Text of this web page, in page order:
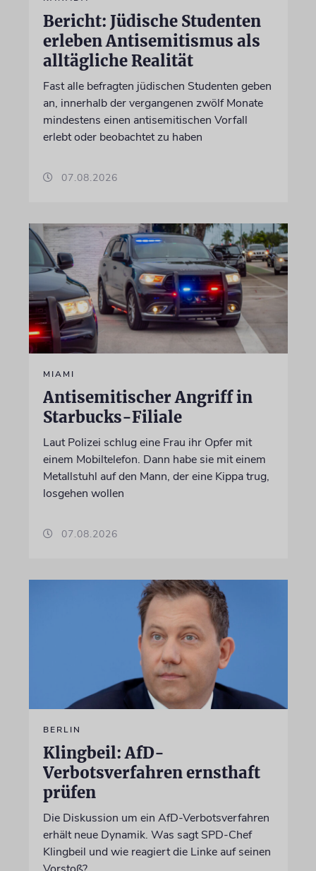
Bericht: Jüdische Studenten
erleben Antisemitismus als
alltägliche Realität
Fast alle befragten jüdischen Studenten geben
an, innerhalb der vergangenen zwölf Monate
mindestens einen antisemitischen Vorfall
erlebt oder beobachtet zu haben
07.08.2026
MIAMI
Antisemitischer Angriff in
Starbucks-Filiale
Laut Polizei schlug eine Frau ihr Opfer mit
einem Mobiltelefon. Dann habe sie mit einem
Metallstuhl auf den Mann, der eine Kippa trug,
losgehen wollen
07.08.2026
BERLIN
Klingbeil: AfD-
Verbotsverfahren ernsthaft
prüfen
Die Diskussion um ein AfD-Verbotsverfahren
erhält neue Dynamik. Was sagt SPD-Chef
Klingbeil und wie reagiert die Linke auf seinen